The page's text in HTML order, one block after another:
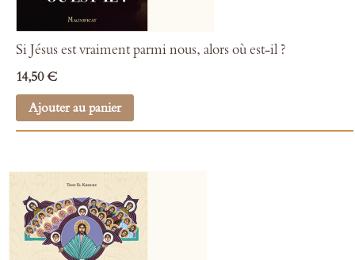
Si Jésus est vraiment parmi nous, alors où est-il ?
14,50 €
Ajouter au panier